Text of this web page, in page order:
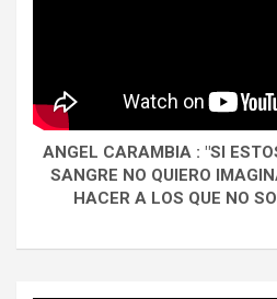
ANGEL CARAMBIA : "SI
SANGRE NO QUIERO
HACER A LOS QUE NO